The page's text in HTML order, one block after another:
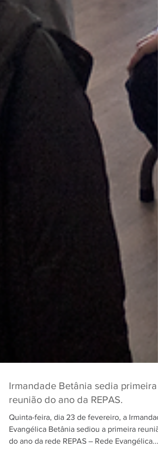
Irmandade Betânia sedia primeira
reunião do ano da REPAS.
Quinta-feira, dia 23 de fevereiro, a
Evangélica Betânia sediou a primeira